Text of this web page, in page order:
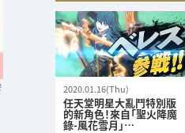
2020.01.16(Thu)
任天堂明星大亂鬥特別版
的新角色！來自「聖火降魔
錄-風花雪月」…